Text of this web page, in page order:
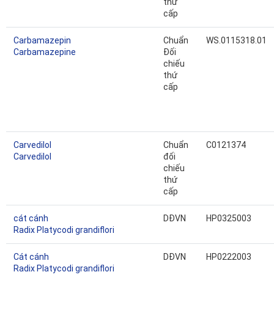
thứ
cấp
Carbamazepin
Carbamazepine
Chuẩn
Đối
chiếu
thứ
cấp
WS.0115318.01
Carvedilol
Carvedilol
Chuẩn
đối
chiếu
thứ
cấp
C0121374
cát cánh
Radix Platycodi grandiflori
DĐVN HP0325003
Cát cánh
Radix Platycodi grandiflori
DĐVN HP0222003